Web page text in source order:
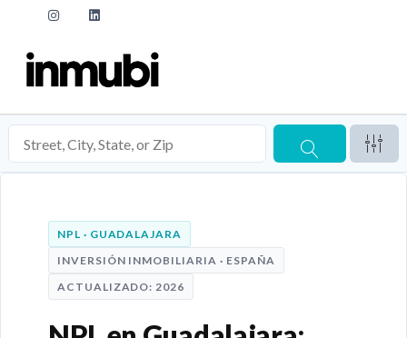
NPL · GUADALAJARA
INVERSIÓN INMOBILIARIA · ESPAÑA
ACTUALIZADO: 2026